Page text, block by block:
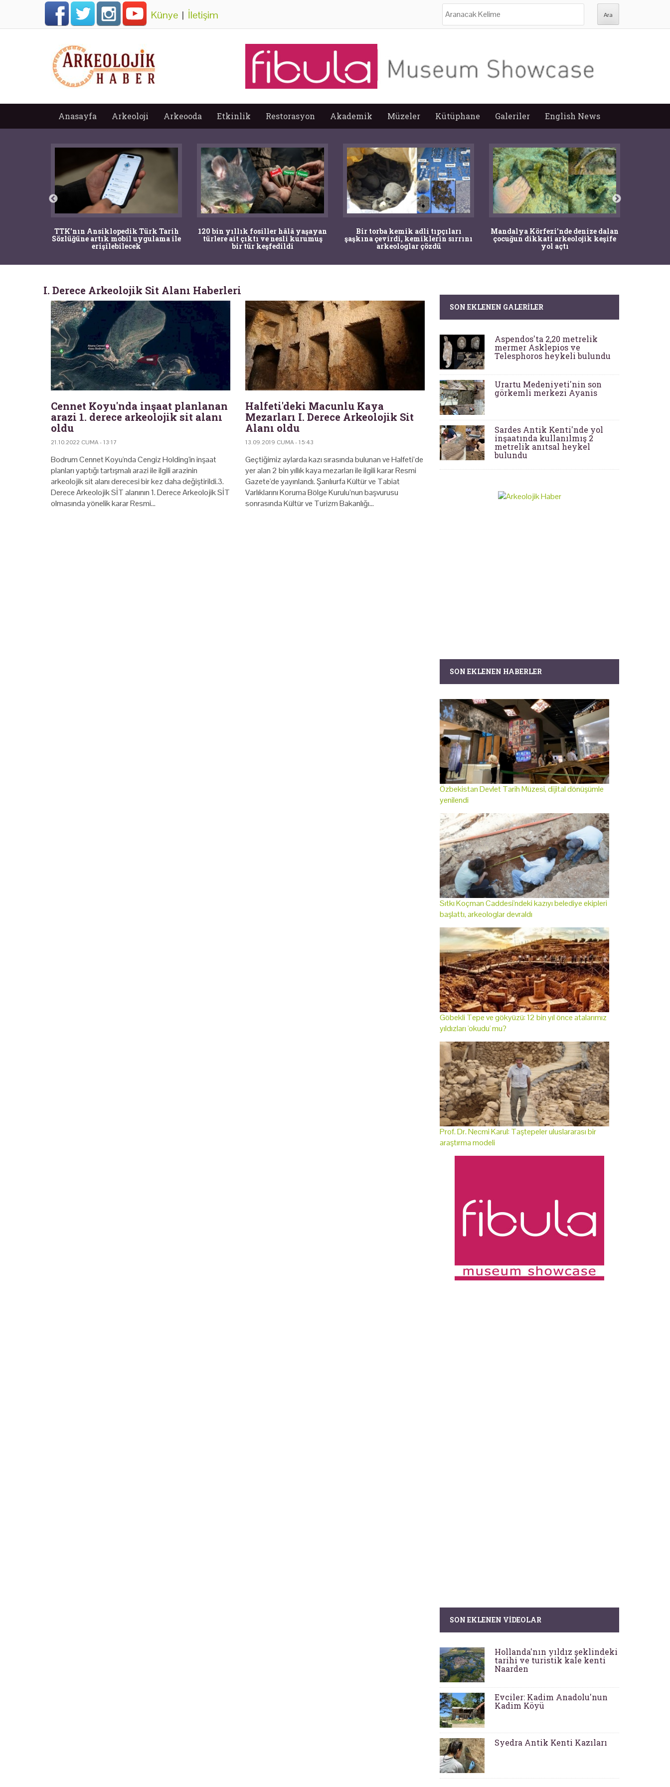
Künye | İletişim
Anasayfa Arkeoloji Arkeooda Etkinlik Restorasyon Akademik Müzeler Kütüphane Galeriler English News
TTK'nın Ansiklopedik Türk Tarih
Sözlüğüne artık mobil uygulama ile
erişilebilecek
120 bin yıllık fosiller hâlâ yaşayan
türlere ait çıktı ve nesli kurumuş
bir tür keşfedildi
Bir torba kemik adli tıpçıları
şaşkına çevirdi, kemiklerin sırrını
arkeologlar çözdü
Mandalya Körfezi’nde denize dalan
çocuğun dikkati arkeolojik keşife
yol açtı
I. Derece Arkeolojik Sit Alanı Haberleri
Cennet Koyu'nda inşaat planlanan
arazi 1. derece arkeolojik sit alanı
oldu
21.10.2022 CUMA - 13:17
Bodrum Cennet Koyu'nda Cengiz Holding'in inşaat
planları yaptığı tartışmalı arazi ile ilgili arazinin
arkeolojik sit alanı derecesi bir kez daha değiştirildi.3.
Derece Arkeolojik SİT alanının 1. Derece Arkeolojik SİT
olmasında yönelik karar Resmi…
Halfeti'deki Macunlu Kaya
Mezarları I. Derece Arkeolojik Sit
Alanı oldu
13.09.2019 CUMA - 15:43
Geçtiğimiz aylarda kazı sırasında bulunan ve Halfeti’de
yer alan 2 bin yıllık kaya mezarları ile ilgili karar Resmi
Gazete'de yayınlandı. Şanlıurfa Kültür ve Tabiat
Varlıklarını Koruma Bölge Kurulu’nun başvurusu
sonrasında Kültür ve Turizm Bakanlığı…
SON EKLENEN GALERILER
Aspendos'ta 2,20 metrelik
mermer Asklepios ve
Telesphoros heykeli bulundu
Urartu Medeniyeti'nin son
görkemli merkezi Ayanis
Sardes Antik Kenti'nde yol
inşaatında kullanılmış 2
metrelik anıtsal heykel
bulundu
SON EKLENEN HABERLER
Özbekistan Devlet Tarih Müzesi, dijital dönüşümle
yenilendi
Sıtkı Koçman Caddesi'ndeki kazıyı belediye ekipleri
başlattı, arkeologlar devraldı
Göbekli Tepe ve gökyüzü: 12 bin yıl önce atalarımız
yıldızları 'okudu' mu?
Prof. Dr. Necmi Karul: Taştepeler uluslararası bir
araştırma modeli
SON EKLENEN VIDEOLAR
Hollanda'nın yıldız şeklindeki
tarihi ve turistik kale kenti
Naarden
Evciler: Kadim Anadolu'nun
Kadim Köyü
Syedra Antik Kenti Kazıları